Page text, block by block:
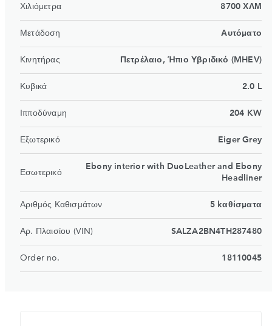
Χιλιόμετρα 8700 ΧΛΜ
Μετάδοση Αυτόματο
Kινητήρας Πετρέλαιο, Ήπιο Υβριδικό (MHEV)
Κυβικά 2.0 L
Ιπποδύναμη 204 KW
Εξωτερικό Eiger Grey
Εσωτερικό
Ebony interior with DuoLeather and Ebony
Headliner
Αριθμός Καθισμάτων 5 kαθίσματα
Αρ. Πλαισίου (VIN) SALZA2BN4TH287480
Order no. 18110045